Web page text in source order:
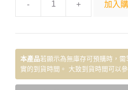
- + 加入
本產品若顯示為無庫存可預購時，
實的到貨時間。 大致到貨時間可以